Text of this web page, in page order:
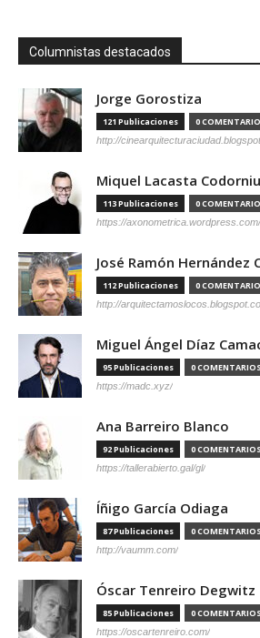
Columnistas destacados
Jorge Gorostiza
121 Publicaciones 0
http://
Miquel Lacasta Codorniu
113 Publicaciones 0
https://axonometrica.wordpress.com/
José Ramón Hernández
112 Publicaciones 0
http://
Miguel Ángel Díaz
95 Publicaciones 0 COMENTARIOS
https://madc.xyz/
Ana Barreiro Blanco
92 Publicaciones 0 COMENTARIOS
https://tallerabierto.gal/gl/
Íñigo García Odiaga
87 Publicaciones 0 COMENTARIOS
http://vaumm.com/
Óscar Tenreiro Degwitz
85 Publicaciones 0 COMENTARIOS
https://oscartenreiro.com/